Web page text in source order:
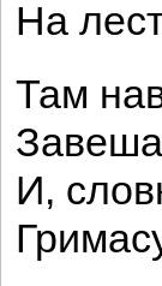
На
Там
И,